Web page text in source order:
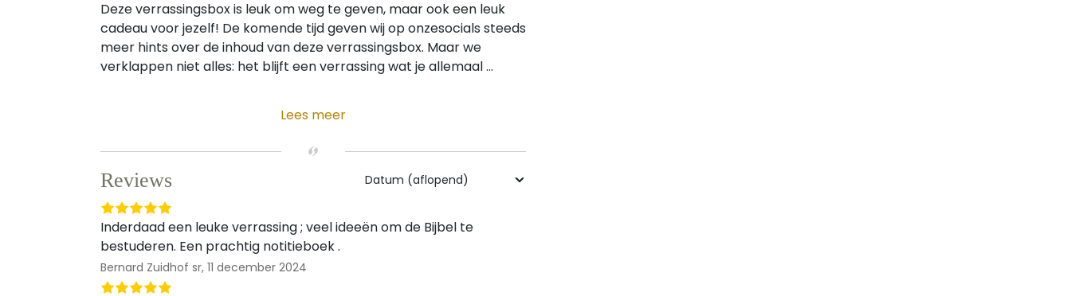
Deze verrassingsbox is leuk om weg te geven, maar ook een leuk
cadeau voor jezelf! De komende tijd geven wij op onzesocials steeds
meer hints over de inhoud van deze verrassingsbox. Maar we
verklappen niet alles: het blijft een verrassing wat je allemaal ...
Lees meer
Reviews
Inderdaad een leuke verrassing ; veel ideeën om de Bijbel te
bestuderen. Een prachtig notitieboek .
Bernard Zuidhof sr, 11 december 2024